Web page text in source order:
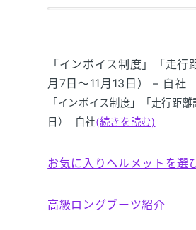
「インボイス制度」「走
月7日～11月13日） – 自社
「インボイス制度」「走行距
日） 自社(続きを読む)
お気に入りヘルメットを選
高級ロングブーツ紹介